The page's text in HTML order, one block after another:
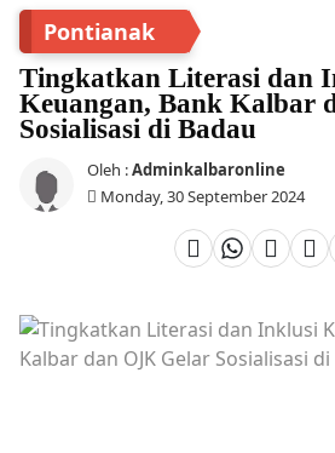
Pontianak
Tingkatkan Literasi dan
Keuangan, Bank Kalbar
Sosialisasi di Badau
Oleh :Adminkalbaronline
Monday, 30 September 2024